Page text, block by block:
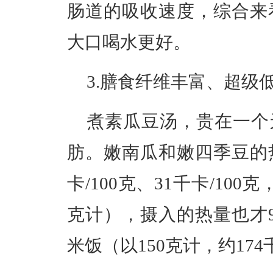
肠道的吸收速度，综合来
大口喝水更好。
3.膳食纤维丰富、超级
煮素瓜豆汤，贵在一
肪。 嫩南瓜和嫩四季豆
卡/100克、 31千卡/100克
克计），摄入的热量也
米饭（以150克计，约174